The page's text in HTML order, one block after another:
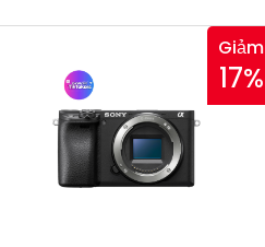
Giảm
17%